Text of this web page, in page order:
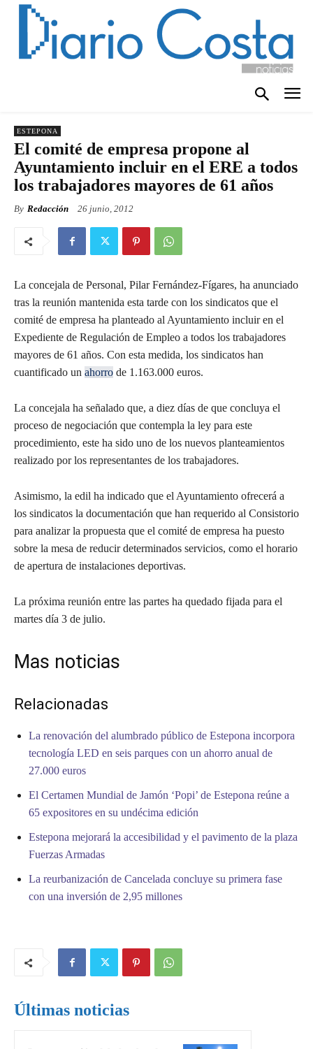
ESTEPONA
El comité de empresa propone al
Ayuntamiento incluir en el ERE a todos
los trabajadores mayores de 61 años
By Redacción 26 junio, 2012
La concejala de Personal, Pilar Fernández-Fígares, ha anunciado
tras la reunión mantenida esta tarde con los sindicatos que el
comité de empresa ha planteado al Ayuntamiento incluir en el
Expediente de Regulación de Empleo a todos los trabajadores
mayores de 61 años. Con esta medida, los sindicatos han
cuantificado un ahorro de 1.163.000 euros.
La concejala ha señalado que, a diez días de que concluya el
proceso de negociación que contempla la ley para este
procedimiento, este ha sido uno de los nuevos planteamientos
realizado por los representantes de los trabajadores.
Asimismo, la edil ha indicado que el Ayuntamiento ofrecerá a
los sindicatos la documentación que han requerido al Consistorio
para analizar la propuesta que el comité de empresa ha puesto
sobre la mesa de reducir determinados servicios, como el horario
de apertura de instalaciones deportivas.
La próxima reunión entre las partes ha quedado fijada para el
martes día 3 de julio.
Mas noticias
Relacionadas
La renovación del alumbrado público de Estepona incorpora
tecnología LED en seis parques con un ahorro anual de
27.000 euros
El Certamen Mundial de Jamón ‘Popi’ de Estepona reúne a
65 expositores en su undécima edición
Estepona mejorará la accesibilidad y el pavimento de la plaza
Fuerzas Armadas
La reurbanización de Cancelada concluye su primera fase
con una inversión de 2,95 millones
Últimas noticias